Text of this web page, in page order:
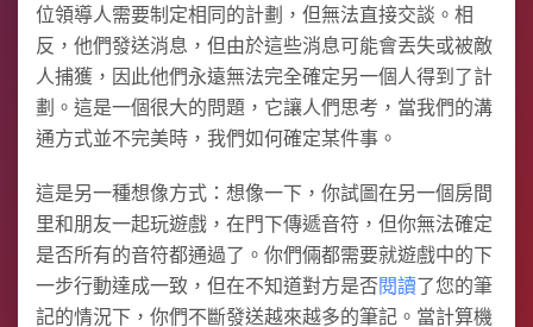
位領導人需要制定相同的計劃，但無法直接交談。相
反，他們發送消息，但由於這些消息可能會丟失或被敵
人捕獲，因此他們永遠無法完全確定另一個人得到了計
劃。這是一個很大的問題，它讓人們思考，當我們的溝
通方式並不完美時，我們如何確定某件事。
這是另一種想像方式：想像一下，你試圖在另一個房間
里和朋友一起玩遊戲，在門下傳遞音符，但你無法確定
是否所有的音符都通過了。你們倆都需要就遊戲中的下
一步行動達成一致，但在不知道對方是否閱讀了您的筆
記的情況下，你們不斷發送越來越多的筆記。當計算機